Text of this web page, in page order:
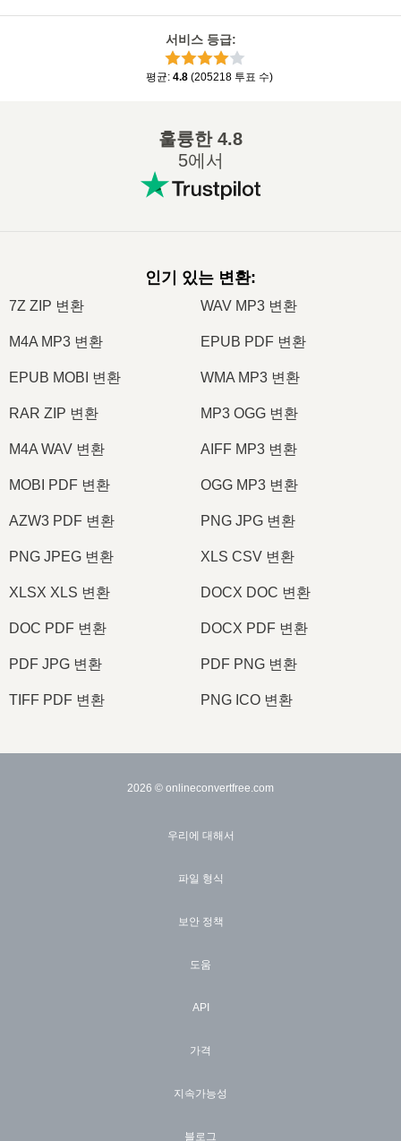
서비스 등급:
평균: 4.8 (205218 투표 수)
훌륭한4.8
5에서
인기 있는 변환:
7Z ZIP 변환 WAV MP3 변환
M4A MP3 변환 EPUB PDF 변환
EPUB MOBI 변환 WMA MP3 변환
RAR ZIP 변환 MP3 OGG 변환
M4A WAV 변환 AIFF MP3 변환
MOBI PDF 변환 OGG MP3 변환
AZW3 PDF 변환 PNG JPG 변환
PNG JPEG 변환 XLS CSV 변환
XLSX XLS 변환 DOCX DOC 변환
DOC PDF 변환 DOCX PDF 변환
PDF JPG 변환 PDF PNG 변환
TIFF PDF 변환 PNG ICO 변환
2026 © onlineconvertfree.com
우리에 대해서
파일 형식
보안 정책
도움
API
가격
지속가능성
블로그